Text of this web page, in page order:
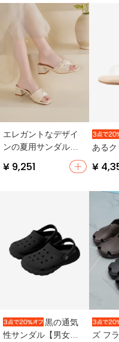
エレガントなデザイ
ンの夏用サンダル
ル・太ヒール・一文
¥ 9,251
あるク
ルの
ル【
ン・
¥
黒の通気
性サンダル【男女兼
ズ フ